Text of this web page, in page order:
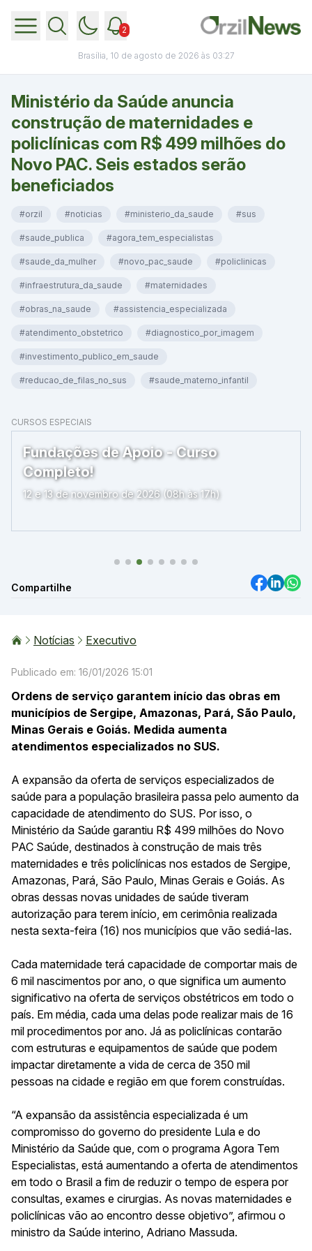
2
Brasília, 10 de agosto de 2026 às 03:27
Ministério da Saúde anuncia
construção de maternidades e
policlínicas com R$ 499 milhões do
Novo PAC. Seis estados serão
beneficiados
#orzil #noticias #ministerio_da_saude #sus
#saude_publica #agora_tem_especialistas
#saude_da_mulher #novo_pac_saude #policlinicas
#infraestrutura_da_saude #maternidades
#obras_na_saude #assistencia_especializada
#atendimento_obstetrico #diagnostico_por_imagem
#investimento_publico_em_saude
#reducao_de_filas_no_sus #saude_materno_infantil
CURSOS ESPECIAIS
Fundações de Apoio - Curso
Completo!
12 e 13 de novembro de 2026 (08h às 17h)
Compartilhe
Notícias Executivo
Publicado em: 16/01/2026 15:01
Ordens de serviço garantem início das obras em
municípios de Sergipe, Amazonas, Pará, São Paulo,
Minas Gerais e Goiás. Medida aumenta
atendimentos especializados no SUS.
A expansão da oferta de serviços especializados de
saúde para a população brasileira passa pelo aumento da
capacidade de atendimento do SUS. Por isso, o
Ministério da Saúde garantiu R$ 499 milhões do Novo
PAC Saúde, destinados à construção de mais três
maternidades e três policlínicas nos estados de Sergipe,
Amazonas, Pará, São Paulo, Minas Gerais e Goiás. As
obras dessas novas unidades de saúde tiveram
autorização para terem início, em cerimônia realizada
nesta sexta-feira (16) nos municípios que vão sediá-las.
Cada maternidade terá capacidade de comportar mais de
6 mil nascimentos por ano, o que significa um aumento
significativo na oferta de serviços obstétricos em todo o
país. Em média, cada uma delas pode realizar mais de 16
mil procedimentos por ano. Já as policlínicas contarão
com estruturas e equipamentos de saúde que podem
impactar diretamente a vida de cerca de 350 mil
pessoas na cidade e região em que forem construídas.
“A expansão da assistência especializada é um
compromisso do governo do presidente Lula e do
Ministério da Saúde que, com o programa Agora Tem
Especialistas, está aumentando a oferta de atendimentos
em todo o Brasil a fim de reduzir o tempo de espera por
consultas, exames e cirurgias. As novas maternidades e
policlínicas vão ao encontro desse objetivo”, afirmou o
ministro da Saúde interino, Adriano Massuda.